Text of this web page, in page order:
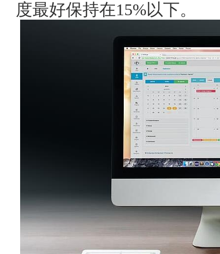
度最好保持在15%以下。